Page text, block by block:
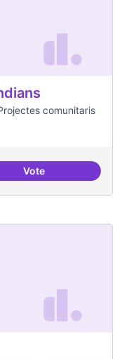
comunitaris
VoteCasal de Barri